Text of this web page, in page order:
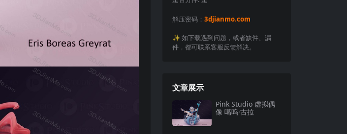
解压密码： 3djianmo.com
✨️ 如下载遇到问题，或者缺件、漏
件，都可联系客服反馈解决。
文章展示
Pink Studio 虚拟偶
像 噶呜·古拉